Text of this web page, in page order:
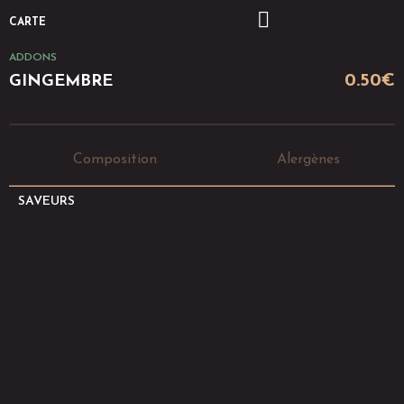
CARTE
ADDONS
GINGEMBRE 0.50€
Composition Alergènes
SAVEURS